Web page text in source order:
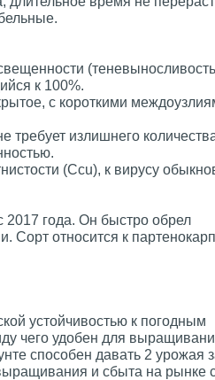
к 100%.
с короткими
требует излишнего
(Ccu), к вирусу
2017 года. Он быстро обрел
Сорт относится к
устойчивостью к погодным
чего удобен для
способен давать 2 урожая
и сбыта на рынке